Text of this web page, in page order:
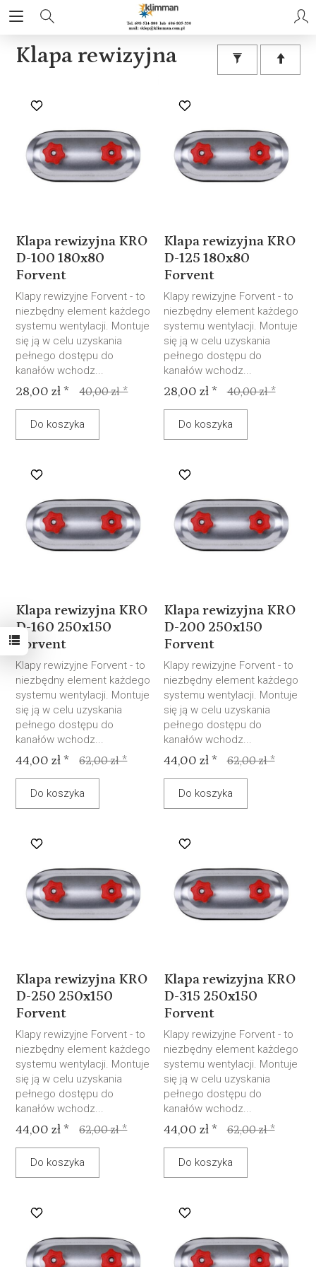
Klapa rewizyjna
Klapa rewizyjna KRO
D-100 180x80
Forvent
Klapy rewizyjne Forvent - to
niezbędny element każdego
systemu wentylacji. Montuje
się ją w celu uzyskania
pełnego dostępu do
kanałów wchodz...
28,00 zł * 40,00 zł *
Do koszyka
Klapa rewizyjna KRO
D-125 180x80
Forvent
Klapy rewizyjne Forvent - to
niezbędny element każdego
systemu wentylacji. Montuje
się ją w celu uzyskania
pełnego dostępu do
kanałów wchodz...
28,00 zł * 40,00 zł *
Do koszyka
Klapa rewizyjna KRO
D-160 250x150
Forvent
Klapy rewizyjne Forvent - to
niezbędny element każdego
systemu wentylacji. Montuje
się ją w celu uzyskania
pełnego dostępu do
kanałów wchodz...
44,00 zł * 62,00 zł *
Do koszyka
Klapa rewizyjna KRO
D-200 250x150
Forvent
Klapy rewizyjne Forvent - to
niezbędny element każdego
systemu wentylacji. Montuje
się ją w celu uzyskania
pełnego dostępu do
kanałów wchodz...
44,00 zł * 62,00 zł *
Do koszyka
Klapa rewizyjna KRO
D-250 250x150
Forvent
Klapy rewizyjne Forvent - to
niezbędny element każdego
systemu wentylacji. Montuje
się ją w celu uzyskania
pełnego dostępu do
kanałów wchodz...
44,00 zł * 62,00 zł *
Do koszyka
Klapa rewizyjna KRO
D-315 250x150
Forvent
Klapy rewizyjne Forvent - to
niezbędny element każdego
systemu wentylacji. Montuje
się ją w celu uzyskania
pełnego dostępu do
kanałów wchodz...
44,00 zł * 62,00 zł *
Do koszyka